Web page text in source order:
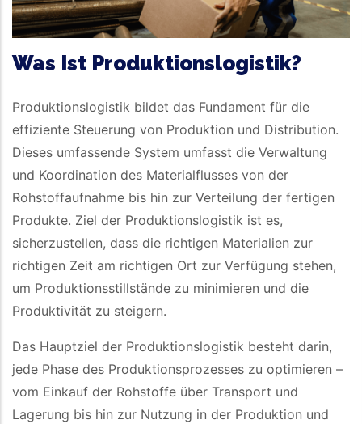
Was Ist Produktionslogistik?
Produktionslogistik bildet das Fundament für die
effiziente Steuerung von Produktion und Distribution.
Dieses umfassende System umfasst die Verwaltung
und Koordination des Materialflusses von der
Rohstoffaufnahme bis hin zur Verteilung der fertigen
Produkte. Ziel der Produktionslogistik ist es,
sicherzustellen, dass die richtigen Materialien zur
richtigen Zeit am richtigen Ort zur Verfügung stehen,
um Produktionsstillstände zu minimieren und die
Produktivität zu steigern.
Das Hauptziel der Produktionslogistik besteht darin,
jede Phase des Produktionsprozesses zu optimieren –
vom Einkauf der Rohstoffe über Transport und
Lagerung bis hin zur Nutzung in der Produktion und